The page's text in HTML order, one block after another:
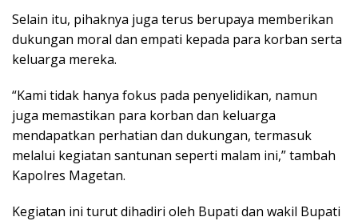
Selain itu, pihaknya juga terus berupaya memberikan
dukungan moral dan empati kepada para korban serta
keluarga mereka.
“Kami tidak hanya fokus pada penyelidikan, namun
juga memastikan para korban dan keluarga
mendapatkan perhatian dan dukungan, termasuk
melalui kegiatan santunan seperti malam ini,” tambah
Kapolres Magetan.
Kegiatan ini turut dihadiri oleh Bupati dan wakil Bupati